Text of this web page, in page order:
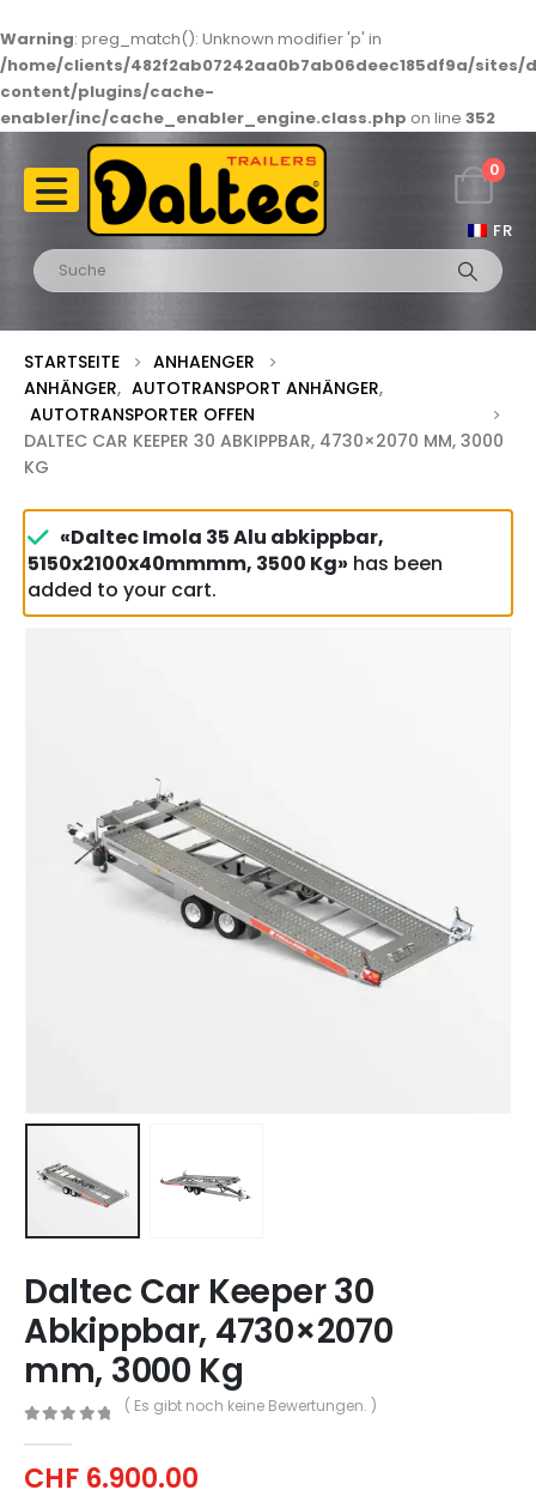
Warning: preg_match(): Unknown modifier 'p' in
/home/clients/482f2ab07242aa0b7ab06deec185df9a/
content/plugins/cache-
enabler/inc/cache_enabler_engine.class.php on line 352
FR
0
STARTSEITE
ANHAENGER
ANHÄNGER, AUTOTRANSPORT ANHÄNGER,
AUTOTRANSPORTER OFFEN
DALTEC CAR KEEPER 30 ABKIPPBAR, 4730×2070 MM, 3000
KG
«Daltec Imola 35 Alu abkippbar,
5150x2100x40mmmm, 3500 Kg» has been
added to your cart.
Daltec Car Keeper 30
Abkippbar, 4730×2070
mm, 3000 Kg
( Es gibt noch keine Bewertungen. )
CHF 6.900.00